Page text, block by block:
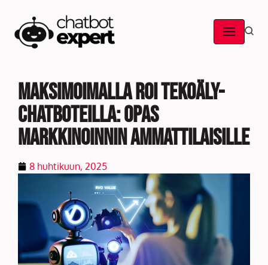
Skip
Maksimoimalla ROI tekoäly-
chatboteilla: opas
markkinoinnin ammattilaisille
8 huhtikuun, 2025